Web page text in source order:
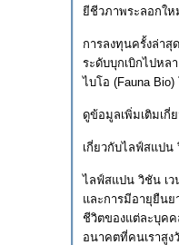
ยีชีวภาพระลอกให
การลงทุนครั้งล่าสุ
ระดับบุกเบิกไปหล
ไบโอ (Fauna
ดูข้อมูลเพิ่มเติมเกี่
เกี่ยวกับไลฟ์สแปน
ไลฟ์สแปน วิชัน เว
และการมีอายุยืน
ชีวิตของแต่ละบุคค
อนาคตที่คนเราสู